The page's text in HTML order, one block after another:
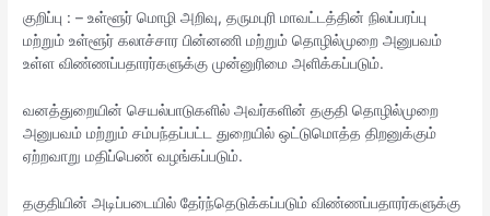
குறிப்பு : – உள்ளூர் மொழி அறிவு, தருமபுரி மாவட்டத்தின் நிலப்பரப்பு
மற்றும் உள்ளூர் கலாச்சார பின்னணி மற்றும் தொழில்முறை அனுபவம்
உள்ள விண்ணப்பதாரர்களுக்கு முன்னுரிமை அளிக்கப்படும்.
வனத்துறையின் செயல்பாடுகளில் அவர்களின் தகுதி தொழில்முறை
அனுபவம் மற்றும் சம்பந்தப்பட்ட துறையில் ஒட்டுமொத்த திறனுக்கும்
ஏற்றவாறு மதிப்பெண் வழங்கப்படும்.
தகுதியின் அடிப்படையில் தேர்ந்தெடுக்கப்படும் விண்ணப்பதாரர்களுக்கு